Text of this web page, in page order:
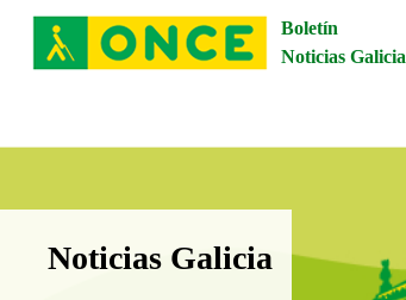
Boletín
Noticias Galicia
Boletín Noticias Galicia
Noticias Galicia